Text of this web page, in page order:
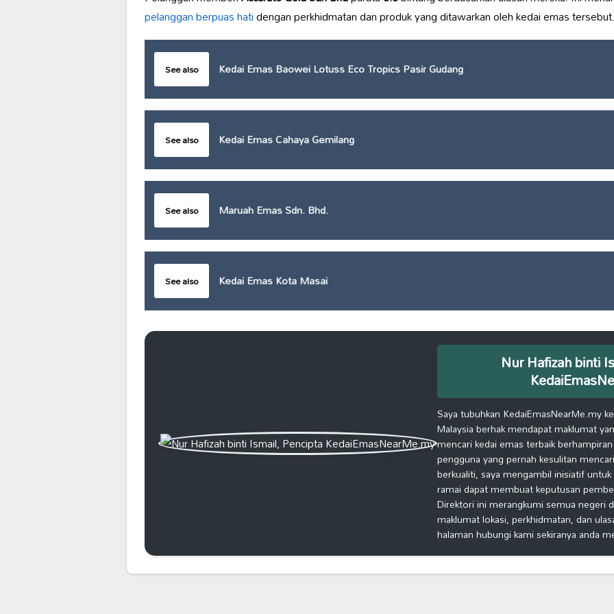
pelanggan berpuas hatidengan perkhidmatan dan produk yang ditawarkan oleh kedai emas tersebut.
See also Kedai Emas Baowei Lotuss Eco Tropics Pasir Gudang
See also Kedai Emas Cahaya Gemilang
See also Maruah Emas Sdn. Bhd.
See also Kedai Emas Kota Masai
Nur Hafizah binti
Saya tubuhkan KedaiEmasNearMe.my
Malaysia berhak mendapat maklumat
mencari kedai emas terbaik
pengguna yang pernah kesulitan
berkualiti, saya mengambil inisiatif
ramai dapat membuat keputusan
Direktori ini merangkumi semua negeri
maklumat lokasi, perkhidmatan, dan
halaman hubungi kami sekiranya anda